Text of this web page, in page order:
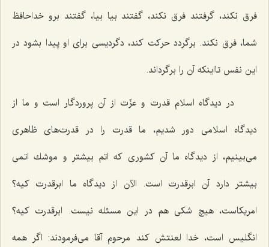
فرق نكند، گرفتند فرق نكند، گفتند بیا بیا، گفتند برو خداحافظ
شما، فرق نكند. برگردد حركت كند، دگردیسی برای او پیدا بشود در
این نفس تااینكه آن را برگرداند.
در دیدگاه اسلام قدرت و عزّت از آن پروردگار است و ما از
دیدگاه اسلامی دور شدیم، ما قدرت را در قدرت‌های ظاهری
می‌بینیم، از دیدگاه ما آن كشوری كه اتم بیشتر و موشك اتمی
بیشتر دارد آن ابرقدرت است. الآن از دیدگاه ما ابرقدرت كیه؟
امریكاست، هیچ شكی هم در این مسئله نیست. ابرقدرت كیه؟
انگلیس است، خدا لعنتش كند مرحوم آقا می‌فرمودند: اگر همه